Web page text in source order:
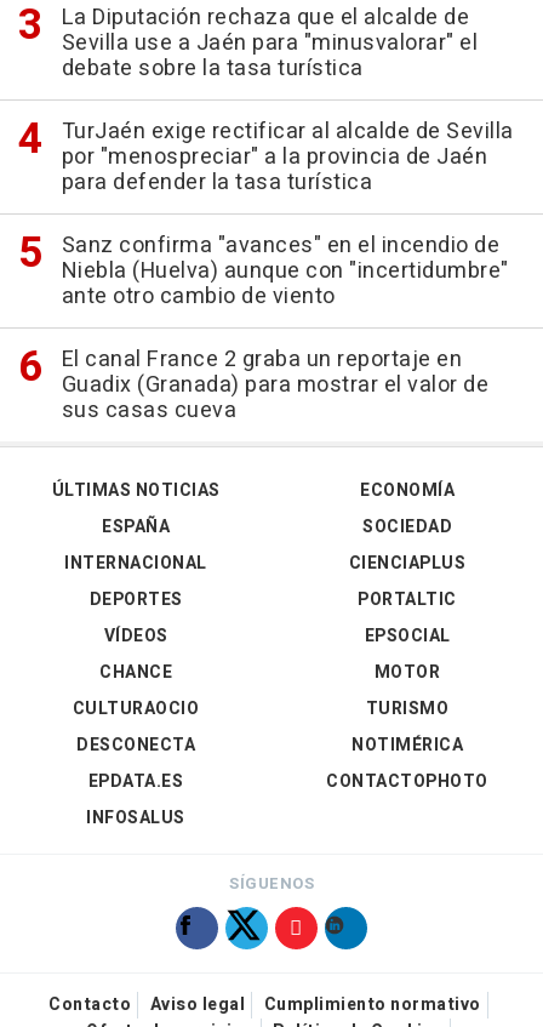
La Diputación rechaza que el alcalde de
Sevilla use a Jaén para "minusvalorar" el
debate sobre la tasa turística
TurJaén exige rectificar al alcalde de Sevilla
por "menospreciar" a la provincia de Jaén
para defender la tasa turística
Sanz confirma "avances" en el incendio de
Niebla (Huelva) aunque con "incertidumbre"
ante otro cambio de viento
El canal France 2 graba un reportaje en
Guadix (Granada) para mostrar el valor de
sus casas cueva
ÚLTIMAS NOTICIAS
ESPAÑA
INTERNACIONAL
DEPORTES
VÍDEOS
ECONOMÍA
SOCIEDAD
CIENCIAPLUS
PORTALTIC
EPSOCIAL
CHANCE
CULTURAOCIO
DESCONECTA
EPDATA.ES
INFOSALUS
MOTOR
TURISMO
NOTIMÉRICA
CONTACTOPHOTO
SÍGUENOS
Contacto Aviso legal
Cumplimiento normativo